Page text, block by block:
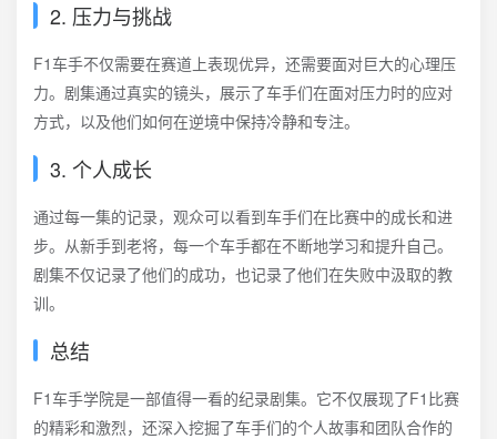
2. 压力与挑战
F1车手不仅需要在赛道上表现优异，还需要面对巨大的心理压
力。剧集通过真实的镜头，展示了车手们在面对压力时的应对
方式，以及他们如何在逆境中保持冷静和专注。
3. 个人成长
通过每一集的记录，观众可以看到车手们在比赛中的成长和进
步。从新手到老将，每一个车手都在不断地学习和提升自己。
剧集不仅记录了他们的成功，也记录了他们在失败中汲取的教
训。
总结
F1车手学院是一部值得一看的纪录剧集。它不仅展现了F1比赛
的精彩和激烈，还深入挖掘了车手们的个人故事和团队合作的